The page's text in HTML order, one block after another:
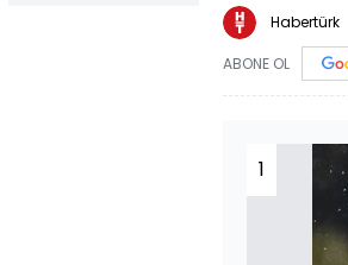
Habertürk
ABONE OL
1